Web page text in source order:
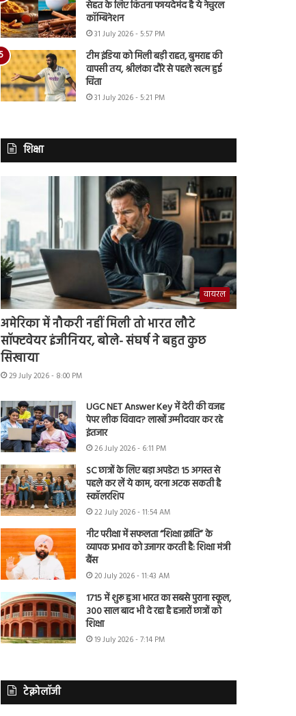
सेहत के लिए कितना फायदेमंद है ये नेचुरल
कॉम्बिनेशन
31 July 2026 - 5:57 PM
टीम इंडिया को मिली बड़ी राहत, बुमराह की
वापसी तय, श्रीलंका दौरे से पहले खत्म हुई
चिंता
31 July 2026 - 5:21 PM
शिक्षा
वायरल
अमेरिका में नौकरी नहीं मिली तो भारत लौटे
सॉफ्टवेयर इंजीनियर, बोले- संघर्ष ने बहुत कुछ
सिखाया
29 July 2026 - 8:00 PM
UGC NET Answer Key में देरी की वजह
पेपर लीक विवाद? लाखों उम्मीदवार कर रहे
इंतजार
26 July 2026 - 6:11 PM
SC छात्रों के लिए बड़ा अपडेट! 15 अगस्त से
पहले कर लें ये काम, वरना अटक सकती है
स्कॉलरशिप
22 July 2026 - 11:54 AM
नीट परीक्षा में सफलता “शिक्षा क्रांति” के
व्यापक प्रभाव को उजागर करती है: शिक्षा मंत्री
बैंस
20 July 2026 - 11:43 AM
1715 में शुरू हुआ भारत का सबसे पुराना स्कूल,
300 साल बाद भी दे रहा है हजारों छात्रों को
शिक्षा
19 July 2026 - 7:14 PM
टेक्नोलॉजी